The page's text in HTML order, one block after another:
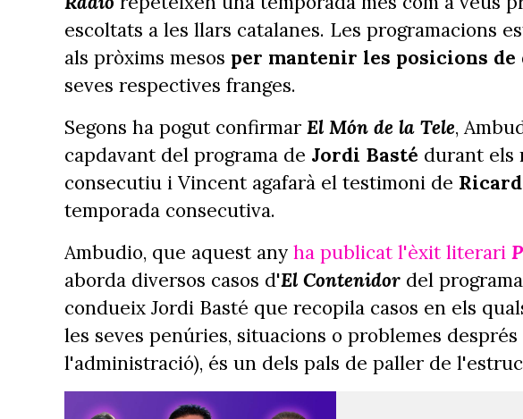
escoltats a les llars catalanes. Les programacions
als pròxims mesos per mantenir les posicions
seves respectives franges.
Segons ha pogut confirmar El Món de la Tele,
capdavant del programa de Jordi Basté durant els
consecutiu i Vincent agafarà el testimoni de
temporada consecutiva.
Ambudio, que aquest any ha publicat l'èxit literari
aborda diversos casos d'El Contenidor del
condueix Jordi Basté que recopila casos en els
les seves penúries, situacions o problemes
l'administració), és un dels pals de paller de